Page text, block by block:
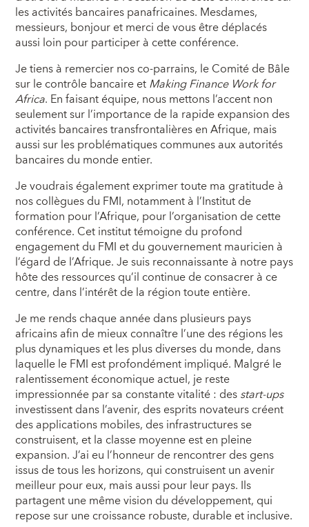
les activités bancaires panafricaines. Mesdames,
messieurs, bonjour et merci de vous être déplacés
aussi loin pour participer à cette conférence.
Je tiens à remercier nos co-parrains, le Comité de Bâle
sur le contrôle bancaire etMaking Finance Work for
Africa. En faisant équipe, nous mettons l’accent non
seulement sur l’importance de la rapide expansion des
activités bancaires transfrontalières en Afrique, mais
aussi sur les problématiques communes aux autorités
bancaires du monde entier.
Je voudrais également exprimer toute ma gratitude à
nos collègues du FMI, notamment à l’Institut de
formation pour l’Afrique, pour l’organisation de cette
conférence. Cet institut témoigne du profond
engagement du FMI et du gouvernement mauricien à
l’égard de l’Afrique. Je suis reconnaissante à notre pays
hôte des ressources qu’il continue de consacrer à ce
centre, dans l’intérêt de la région toute entière.
Je me rends chaque année dans plusieurs pays
africains afin de mieux connaître l’une des régions les
plus dynamiques et les plus diverses du monde, dans
laquelle le FMI est profondément impliqué. Malgré le
ralentissement économique actuel, je reste
impressionnée par sa constante vitalité : desstart-ups
investissent dans l’avenir, des esprits novateurs créent
des applications mobiles, des infrastructures se
construisent, et la classe moyenne est en pleine
expansion. J’ai eu l’honneur de rencontrer des gens
issus de tous les horizons, qui construisent un avenir
meilleur pour eux, mais aussi pour leur pays. Ils
partagent une même vision du développement, qui
repose sur une croissance robuste, durable et inclusive.